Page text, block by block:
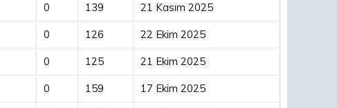
0 139 21 Kasım 2025
0 126 22 Ekim 2025
0 125 21 Ekim 2025
0 159 17 Ekim 2025